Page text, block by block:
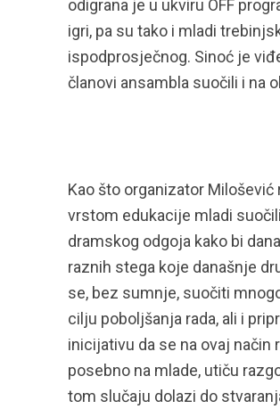
odigrana je u ukviru OFF
igri, pa su tako i mladi
ispodprosječnog. Sinoć je
članovi ansambla suočili i na
Kao što organizator
vrstom edukacije mladi
dramskog odgoja kako bi
raznih stega koje današnje
se, bez sumnje, suočiti
cilju poboljšanja rada, ali i
inicijativu da se na ovaj način
posebno na mlade, utiču
tom slučaju dolazi do